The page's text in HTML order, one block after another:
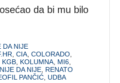
da bi mu bilo
DA NIJE
,CIA ,COLORADO
KGB KOLUMNA MI6
NIJE DA NIJE RENATO
PANČIĆ UDBA